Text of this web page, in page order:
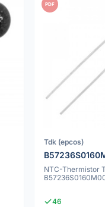
PDF
Tdk (epcos)
NTC-Thermistor
46